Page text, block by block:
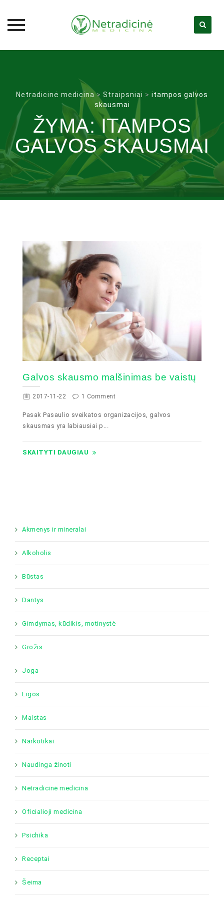
Netradicinė medicina> Straipsniai > itampos galvos
skausmai
ŽYMA:ITAMPOS
GALVOS SKAUSMAI
Galvos skausmo malšinimas be vaistų
2017-11-22 1 Comment
Pasak Pasaulio sveikatos organizacijos, galvos
skausmas yra labiausiai p...
SKAITYTI DAUGIAU
Akmenys ir mineralai
Alkoholis
Būstas
Dantys
Gimdymas, kūdikis, motinystė
Grožis
Joga
Ligos
Maistas
Narkotikai
Naudinga žinoti
Netradicinė medicina
Oficialioji medicina
Psichika
Receptai
Šeima